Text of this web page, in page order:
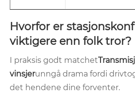
Hvorfor er
viktigere enn folk tror?
I praksis godt matchet
vinsjerunngå drama fordi
det hendene dine forventer.